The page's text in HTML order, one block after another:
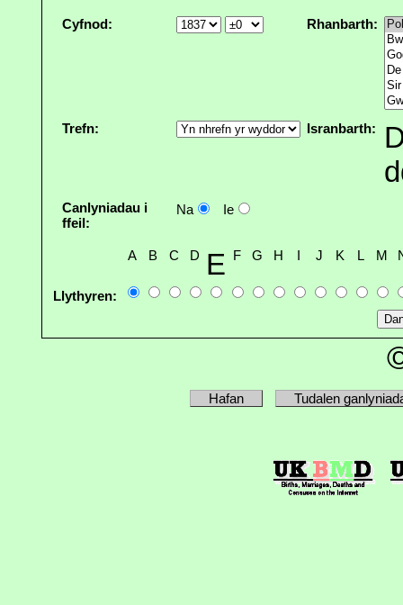
Cyfnod: Rhanbarth:
Trefn: Isranbarth:
Canlyniadau i
ffeil:
Na Ie
A B C D E F G H I J K L M
Llythyren:
Hafan Tudalen